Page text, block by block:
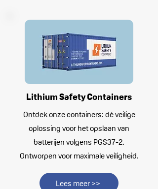
Lithium Safety Containers
Ontdek onze containers: dé veilige
oplossing voor het opslaan van
batterijen volgens PGS37-2.
Ontworpen voor maximale veiligheid.
Lees meer >>